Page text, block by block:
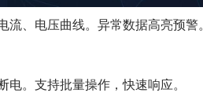
、电压曲线。异常数据高亮预警。
。支持批量操作，快速响应。